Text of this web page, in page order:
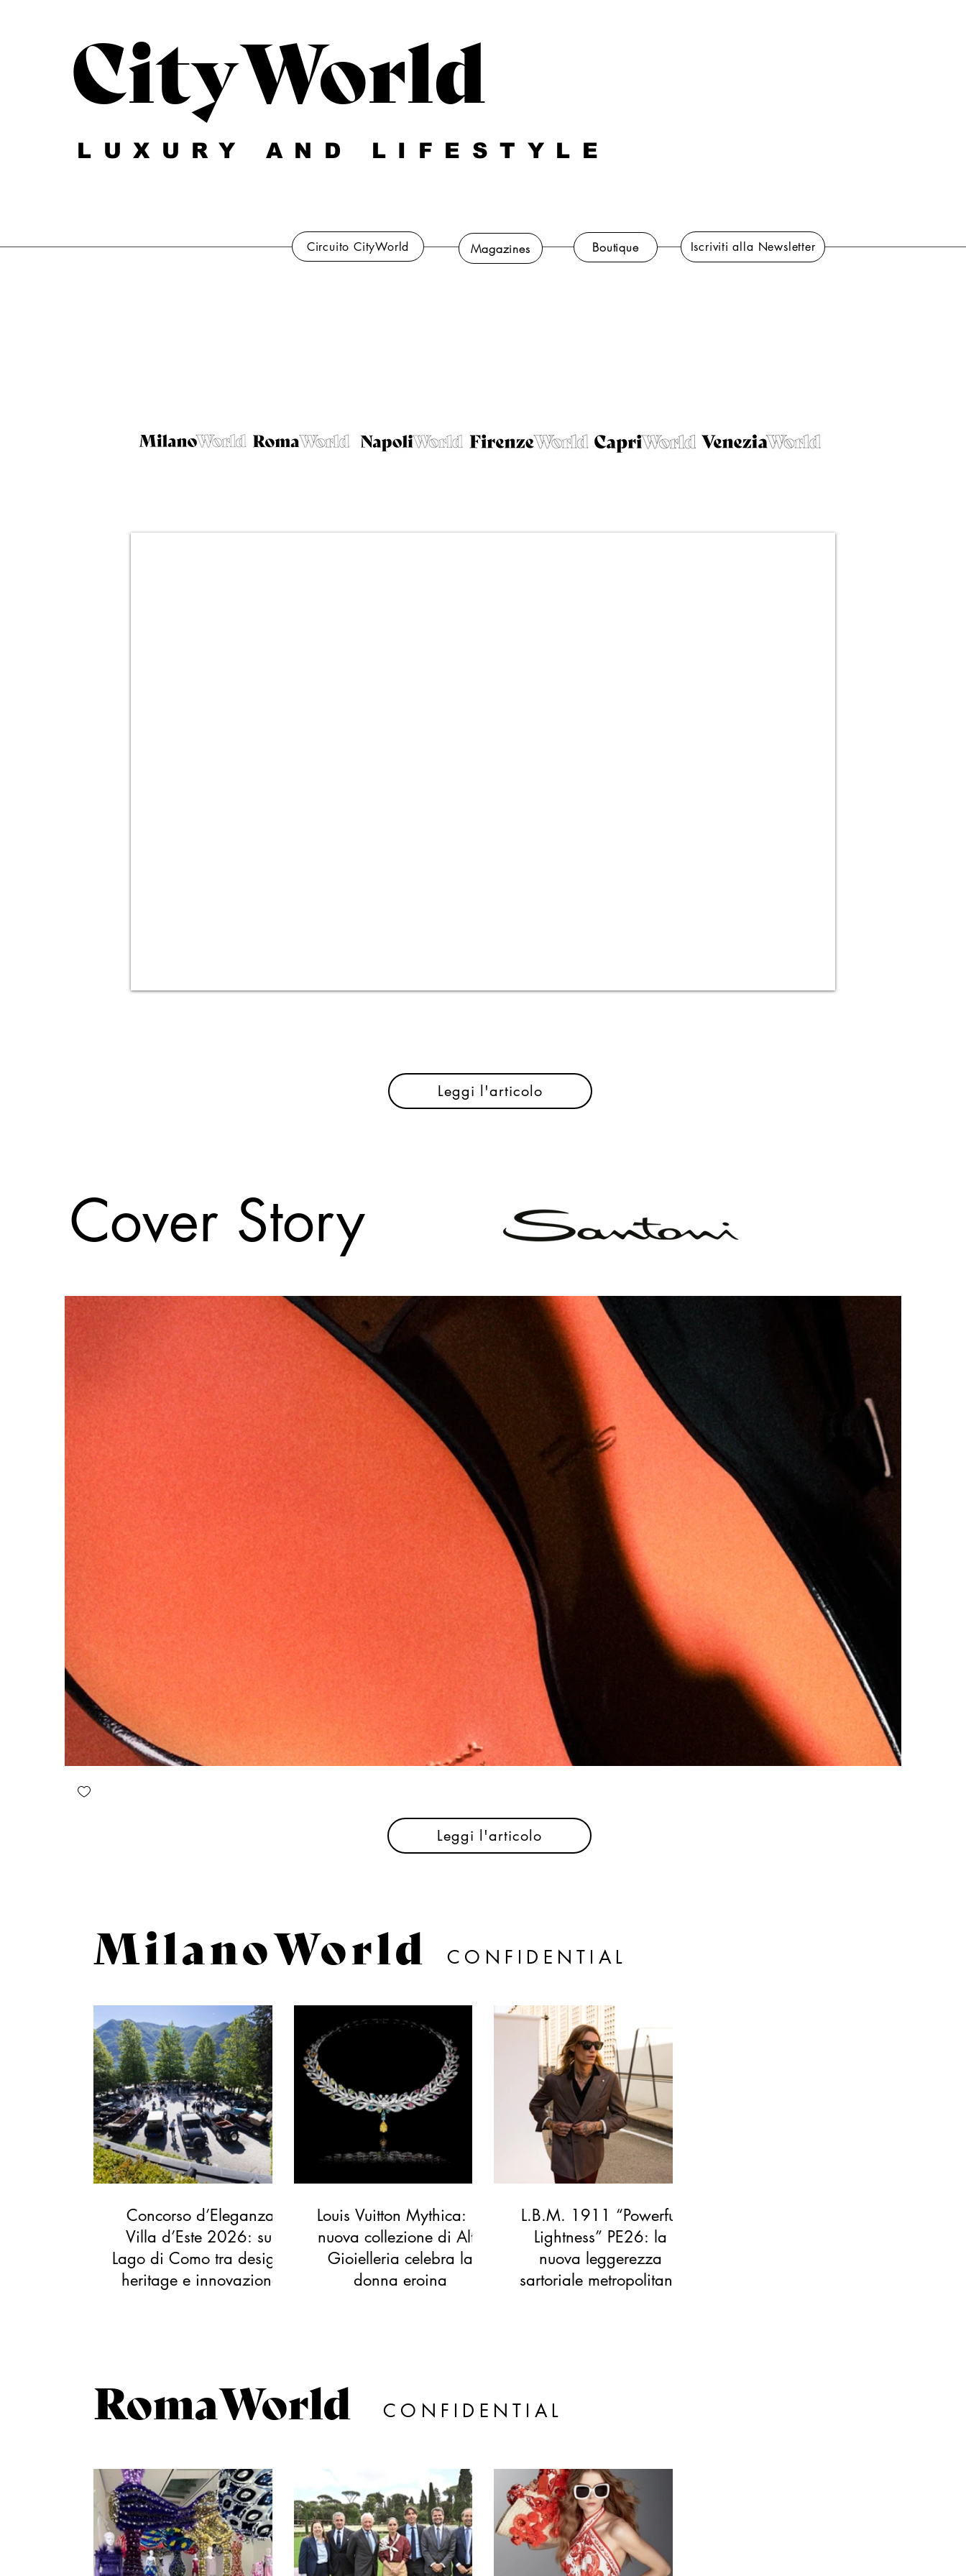
CityWorld
LUXURY AND LIFESTYLE
Magazines Iscriviti alla Newsletter
Boutique
Circuito CityWorld
Leggi l'articolo
Cover Story
Leggi l'articolo
MilanoWorld CONFIDENTIAL
Concorso d’Eleganza
Villa d’Este 2026: sul
Lago di Como tra design,
heritage e innovazione
Louis Vuitton Mythica: la
nuova collezione di Alta
Gioielleria celebra la
donna eroina
L.B.M. 1911 “Powerful
Lightness” PE26: la
nuova leggerezza
sartoriale metropolitana
RomaWorld CONFIDENTIAL